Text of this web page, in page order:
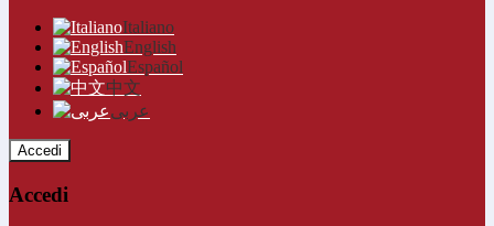
Italiano
English
Español
中文
عربى
Accedi
Accedi